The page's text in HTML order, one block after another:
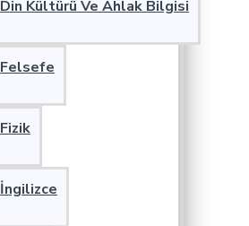
Din Kültürü Ve Ahlak Bilgisi
Felsefe
Fizik
İngilizce